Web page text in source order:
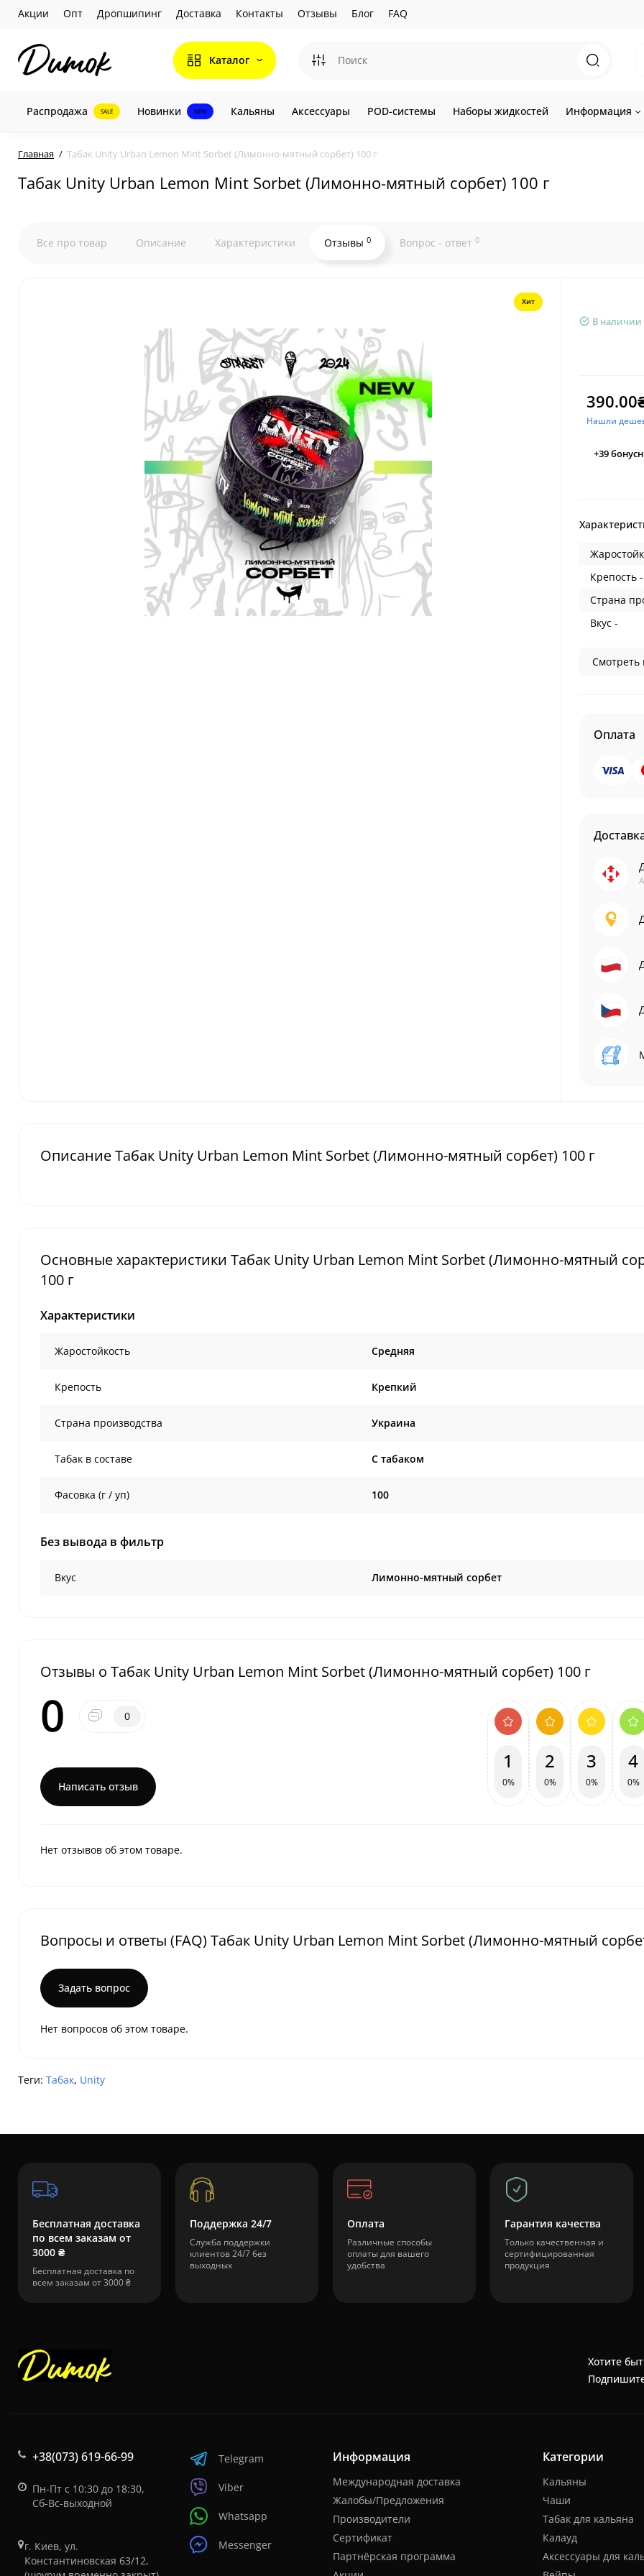
Акции Опт Дропшипинг Доставка Контакты Отзывы Блог FAQ
Каталог
Распродажа SALE Новинки NEW Кальяны Аксессуары POD-системы Наборы жидкостей Информация
Главная Табак Unity Urban Lemon Mint Sorbet (Лимонно-мятный сорбет) 100 г
Табак Unity Urban Lemon Mint Sorbet (Лимонно-мятный сорбет) 100 г
Все про товар Описание Характеристики Отзывы 0 Вопрос - ответ 0
Хит
В наличии
Нашли
+39
Крепость -
Страна
Вкус -
Смотреть
Оплата
Описание Табак Unity Urban Lemon Mint Sorbet (Лимонно-мятный сорбет) 100 г
Основные характеристики Табак Unity Urban Lemon Mint Sorbet (Лимонно-мятный
100 г
Характеристики
Жаростойкость Средняя
Крепость Крепкий
Страна производства Украина
Табак в составе C табаком
Фасовка (г / уп) 100
Без вывода в фильтр
Вкус Лимонно-мятный сорбет
Отзывы о Табак Unity Urban Lemon Mint Sorbet (Лимонно-мятный сорбет) 100 г
0 0
Написать отзыв
1
0%
2
0%
3
0%
4
0%
Нет отзывов об этом товаре.
Вопросы и ответы (FAQ) Табак Unity Urban Lemon Mint Sorbet (Лимонно-мятный
Задать вопрос
Нет вопросов об этом товаре.
Теги: Табак, Unity
Бесплатная доставка
по всем заказам от
3000 ₴
Бесплатная доставка по
всем заказам от 3000 ₴
Поддержка 24/7
Служба поддержки
клиентов 24/7 без
выходных
Оплата
Различные способы
оплаты для вашего
удобства
Гарантия качества
Только качественная и
сертифицированная
продукция
Хотите
+38(073) 619-66-99
Пн-Пт с 10:30 до 18:30,
Сб-Вс-выходной
г. Киев, ул.
Константиновская 63/12,
Telegram
Viber
Whatsapp
Messenger
Информация
Международная доставка
Жалобы/Предложения
Производители
Сертификат
Партнёрская программа
Категории
Кальяны
Чаши
Табак для кальяна
Калауд
Аксессуары для